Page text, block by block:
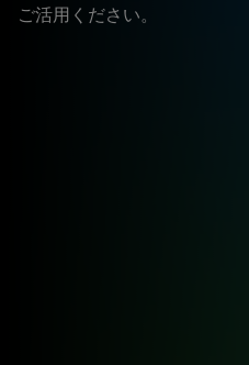
ご活用ください。